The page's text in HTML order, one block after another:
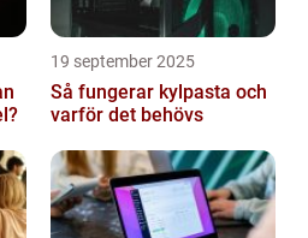
19 september 2025
Så fungerar kylpasta och
varför det behövs